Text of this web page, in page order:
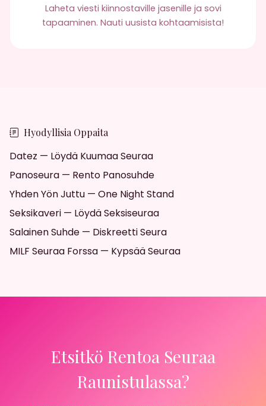
Laheta viesti kiinnostaville jasenille ja sovi
tapaaminen. Nauti uusista kohtaamisista!
Hyodyllisia Oppaita
Datez — Löydä Kuumaa Seuraa
Panoseura — Rento Panosuhde
Yhden Yön Juttu — One Night Stand
Seksikaveri — Löydä Seksiseuraa
Salainen Suhde — Diskreetti Seura
MILF Seuraa Forssa — Kypsää Seuraa
Etsitkö Rentoa Seuraa
Raunistulassa?